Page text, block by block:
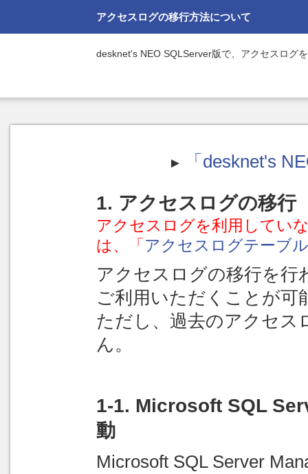
アクセスログの移行方法について
desknet's NEO SQLServer版で、アクセスログ
► 「desknet's
1. アクセスログの移行
アクセスログを利用してい
は、「アクセスログテーブ
アクセスログの移行を行
ご利用いただくことが可
ただし、過去のアクセス
ん。
1-1. Microsoft SQL
動
Microsoft SQL Server